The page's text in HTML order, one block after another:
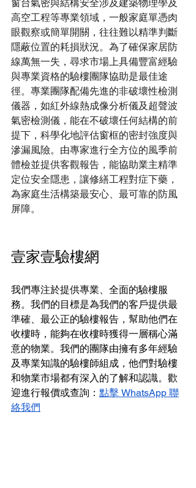
窗台氣密與結構安全涉及建築物理學及
高空工程等專業領域，一般家庭單憑肉
眼觀察或簡單開關，往往難以精準判斷
隱蔽位置的耗損狀況。為了確保家居防
線萬無一失，尋求市場上具備豐富經驗
與專業資格的驗樓團隊協助是最佳途
徑。專業團隊配備先進的非破壞性檢測
儀器，如紅外線熱成像分析儀及超聲波
氣密檢測儀，能在不破壞任何結構的前
提下，科學化地評估窗框的密封強度與
滲漏風險。由專家進行全方位的風季前
體檢並提供客觀報告，能協助業主精準
定位安全隱患，讓修繕工程對症下藥，
為家庭生活構築最安心、最可靠的防風
屏障。
壹家壹驗樓網
我們專注於提供專業、全面的驗樓服
務。我們的目標是為我們的客戶提供最
準確、最公正的驗樓報告，幫助他們在
收樓時，能夠在收樓時獲得一層稱心滿
意的物業。我們的團隊由擁有多年經驗
及專業知識的驗樓師組成，他們對驗樓
和物業市場都有深入的了解和認識。歡
迎進行報價或查詢： 點擊 WhatsApp 聯
絡我們